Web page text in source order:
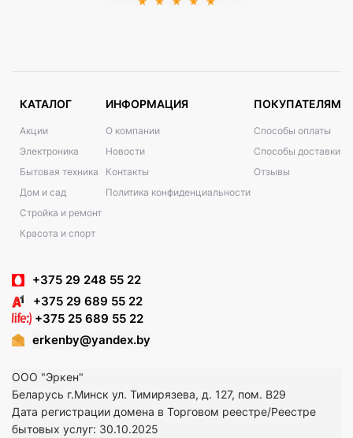
КАТАЛОГ
Акции
Электроника
Бытовая техника
Дом и сад
Стройка и ремонт
Красота и спорт
ИНФОРМАЦИЯ
О компании
Новости
Контакты
Политика конфиденциальности
ПОКУПАТЕЛЯМ
Способы оплаты
Способы доставки
Отзывы
+375 29 248 55 22
+375 29 689 55 22
+375 25 689 55 22
erkenby@yandex.by
ООО "Эркен"
Беларусь г.Минск ул. Тимирязева, д. 127, пом. В29
Дата регистрации домена в Торговом реестре/Реестре
бытовых услуг: 30.10.2025